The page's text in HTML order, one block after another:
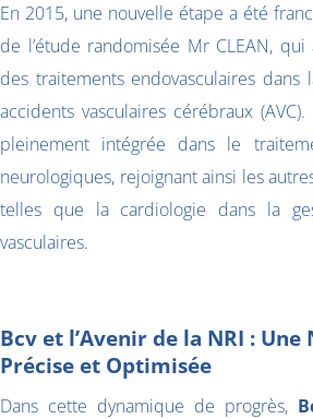
En 2015, une nouvelle étape a été
de l’étude randomisée Mr CLEAN, qui
des traitements endovasculaires
accidents vasculaires cérébraux
pleinement intégrée dans le
neurologiques, rejoignant ainsi les
telles que la cardiologie dans la
vasculaires.
Bcv et l’Avenir de la NRI :
Précise et Optimisée
Dans cette dynamique de progrès,